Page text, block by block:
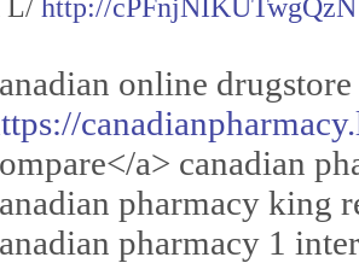
L/ http://cPFnjNIKUTwgQzN
online
a> canadian
pharmacy king
pharmacy 1